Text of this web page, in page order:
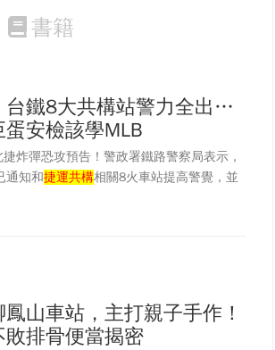
書籍
台鐵8大共構站警力全出…
安檢該學MLB
炸彈恐攻預告！警政署鐵路警察局表示，
通知和捷運共構相關8火車站提高警覺，並
對全台8處與捷運系統共構的車站區域，
分有320名警力。這場北車、中山站、誠品
誕節、跨年，還有台日棒球國際交流賽、
應對？山車站，主打親子手作！
排骨便當揭密